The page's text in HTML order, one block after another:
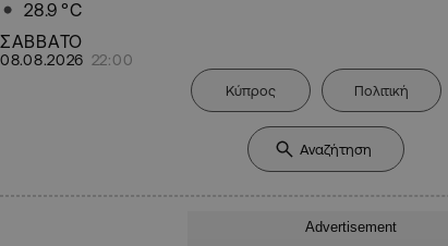
28.9 °C
ΣΑΒΒΑΤΟ
08.08.2026 22:00
Κύπρος Πολιτική
Advertisement